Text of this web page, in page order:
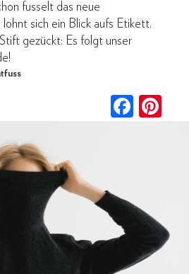
fusselt das neue
sich ein Blick aufs Etikett.
gezückt: Es folgt unser